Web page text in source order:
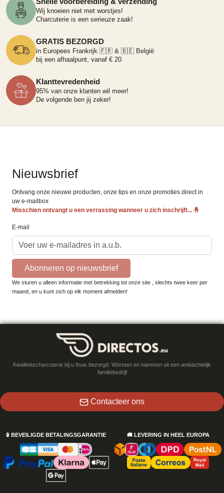
Wij knoeien niet met worstjes!
Charcuterie is een serieuze zaak!
GRATIS BEZORGD
in Europees Frankrijk 🇫🇷 & 🇧🇪 België
bij een afhaalpunt, vanaf € 20
Klanttevredenheid
95% van onze klanten wil meer!
De volgende ben jij zeker!
Nieuwsbrief
Ontvang onze nieuwe producten, onze tips en onze promoties direct in
uw e-mailbox
Misschien ontvangt u een verrassing wanneer u zich inschrijft... 🤞
E-mail
Abonneren op nieuwsbrief
We sturen u alleen informatie met betrekking tot onze site , slechts twee keer per
maand, en u kunt zich op elk moment afmelden!
Kwaliteitscharcuterie bij u thuis bezorgd. Worsten en hammen uit een ambachtelijk
familiebedrijf
Contacteer ons
🔒 BEVEILIGDE BETALINGSGARANTIE 🚚 LEVERING IN HEEL EUROPA